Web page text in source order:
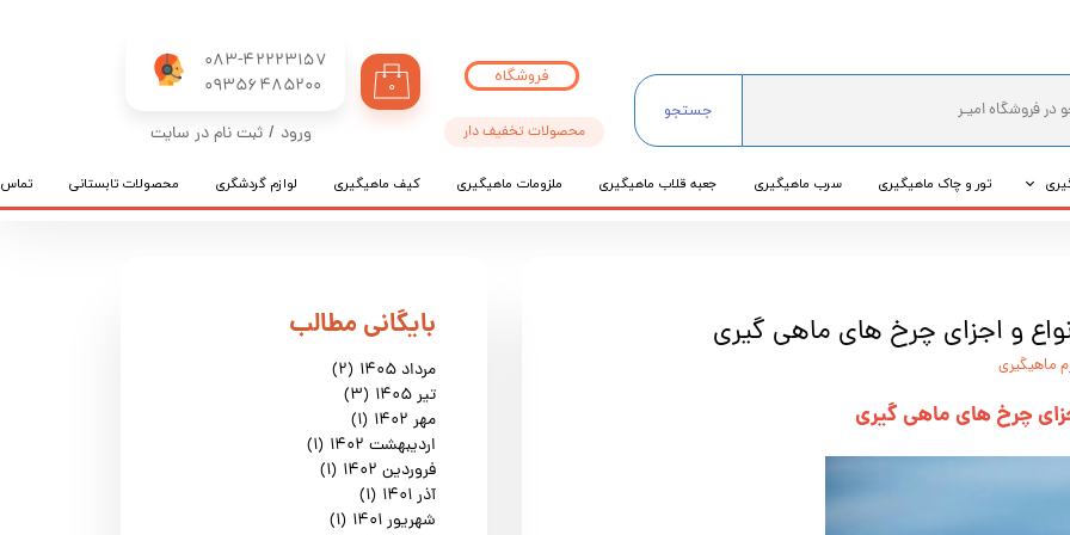
083-42223157
​​​​​​​09356485200
جستجو
۰
ورود / ثبت نام در سایت
تغییر گذر واژه
تور و چاک ماهیگیری سرب ماهیگیری جعبه قلاب ماهیگیری ملزومات ماهیگیری کیف ماهیگیری لوازم گردشگری محصولات تابستانی تماس
محصولات تخفیف دار
فروشگاه
و اجزای چرخ های ماهی گیری
ماهیگیری
چرخ های ماهی گیری
مرداد ۱۴۰۵
(۲)
تیر ۱۴۰۵
(۳)
مهر ۱۴۰۲
(۱)
اردیبهشت ۱۴۰۲
(۱)
فروردین ۱۴۰۲
(۱)
آذر ۱۴۰۱
(۱)
شهریور ۱۴۰۱
(۱)
​بایگانی مطالب